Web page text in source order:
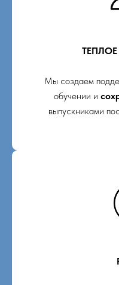
Мы создаем
обучении и
выпускниками